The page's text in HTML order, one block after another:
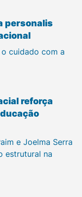
personalis
cuidado com a
reforça
e Joelma Serra
estrutural na